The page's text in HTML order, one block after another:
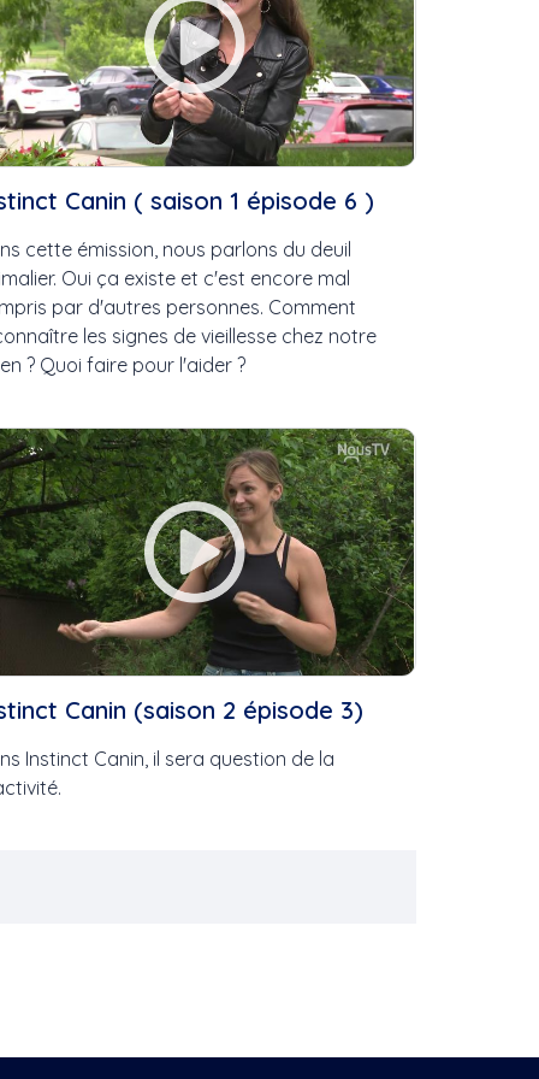
Canin ( saison 1 épisode 6 )
cette émission, nous parlons du deuil
Oui ça existe et c'est encore mal
par d'autres personnes. Comment
les signes de vieillesse chez notre
? Quoi faire pour l'aider ?
Canin (saison 2 épisode 3)
Instinct Canin, il sera question de la